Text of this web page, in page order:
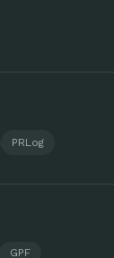
PRLog
GPF